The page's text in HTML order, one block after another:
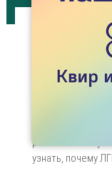
ТЕМА:
21
Нам в
решили взять у
узнать, почему